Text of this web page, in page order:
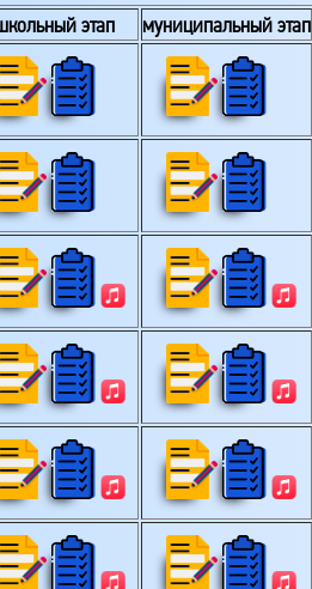
этап муниципальный этап